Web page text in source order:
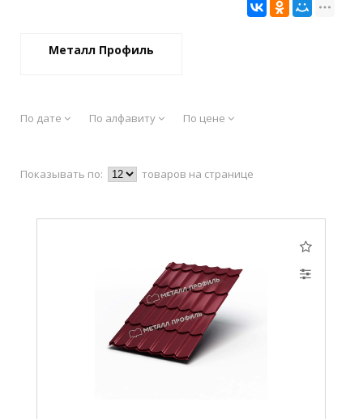
Металл Профиль
По дате По алфавиту По цене
Показывать по: товаров на странице